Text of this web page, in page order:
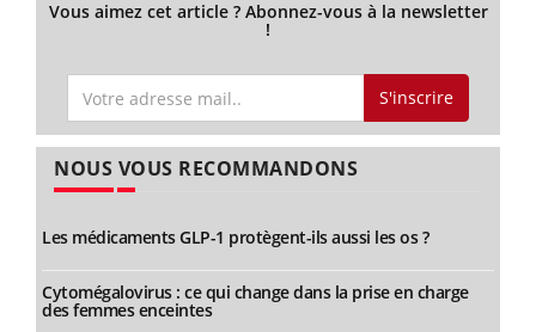
Vous aimez cet article ? Abonnez-vous à la newsletter
!
S'inscrire
NOUS VOUS RECOMMANDONS
Les médicaments GLP-1 protègent-ils aussi les os ?
Cytomégalovirus : ce qui change dans la prise en charge
des femmes enceintes